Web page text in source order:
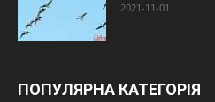
2021-11-01
ПОПУЛЯРНА КАТЕГОРІЯ